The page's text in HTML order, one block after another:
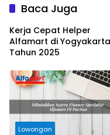
Baca Juga
Kerja Cepat Helper
Alfamart di Yogyakarta
Tahun 2025
Lowongan